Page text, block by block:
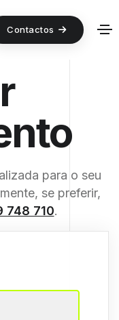
Contactos
para o seu
se preferir,
748 710.